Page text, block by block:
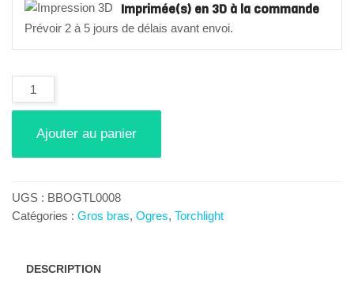
Imprimée(s) en 3D à la commande
Prévoir 2 à 5 jours de délais avant envoi.
Ogre
TerrorsAjouter au panier
UGS : BBOGTL0008
Catégories : Gros bras, Ogres, Torchlight
DESCRIPTION